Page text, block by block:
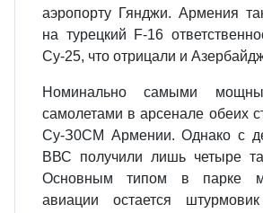
аэропорту Гянджи. Армения
на ту­рецкий F-16
Су-25, что отрицали и
Номинально самыми
самолетами в арсенале обеих
Су-З0СМ Армении. Однако с
ВВС получили лишь четыре
Основным типом в парке
авиации остается